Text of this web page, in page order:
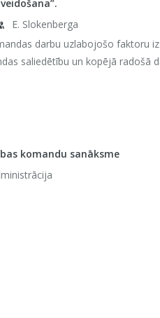
E. Slokenberga
darbu uzlabojošo faktoru
saliedētību un kopējā radošā
komandu sanāksme